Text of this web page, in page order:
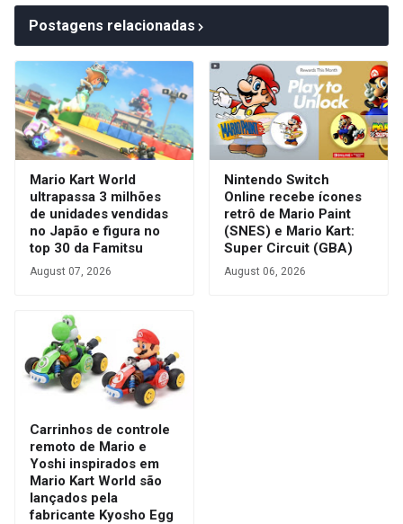
Postagens relacionadas
Mario Kart World
ultrapassa 3 milhões
de unidades vendidas
no Japão e figura no
top 30 da Famitsu
August 07, 2026
Nintendo Switch
Online recebe ícones
retrô de Mario Paint
(SNES) e Mario Kart:
Super Circuit (GBA)
August 06, 2026
Carrinhos de controle
remoto de Mario e
Yoshi inspirados em
Mario Kart World são
lançados pela
fabricante Kyosho Egg